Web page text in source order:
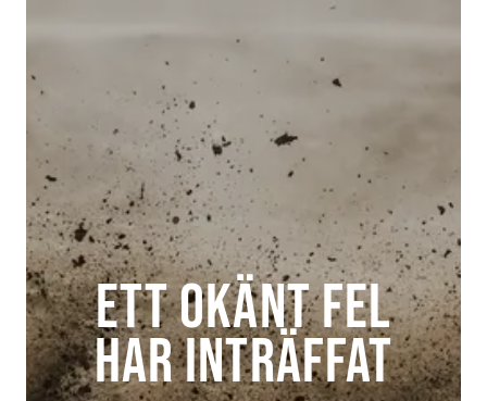
Ett okänt fel
har inträffat